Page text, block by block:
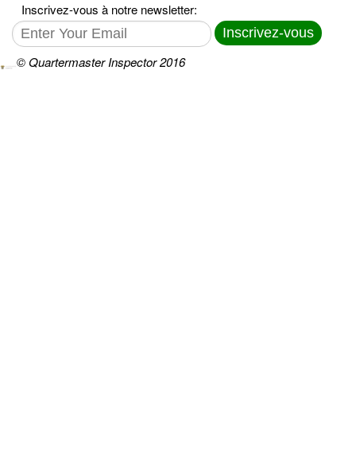
Inscrivez-vous à notre newsletter:
Inscrivez-vous
© Quartermaster Inspector 2016